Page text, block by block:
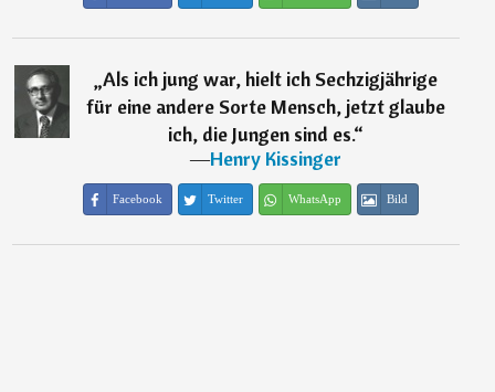
„Als ich jung war, hielt ich Sechzigjährige
für eine andere Sorte Mensch, jetzt glaube
ich, die Jungen sind es.“
―Henry Kissinger
Facebook Twitter WhatsApp Bild